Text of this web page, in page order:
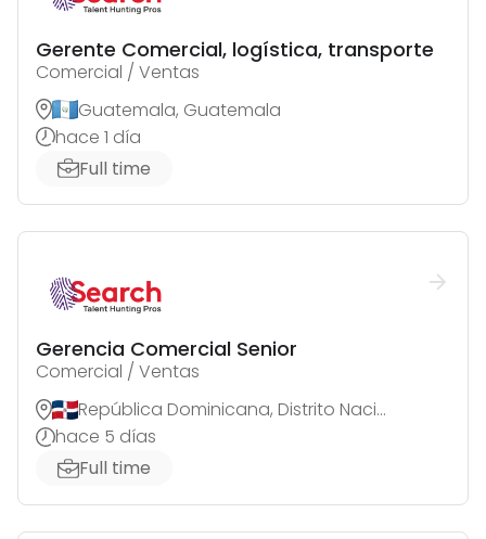
Gerente Comercial, logística, transporte
Comercial / Ventas
Guatemala, Guatemala
hace 1 día
Full time
Gerencia Comercial Senior
Comercial / Ventas
República Dominicana, Distrito Nacional
hace 5 días
Full time